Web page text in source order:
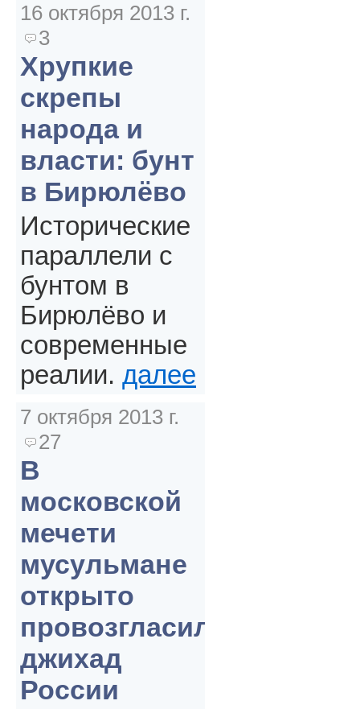
16 октября 2013 г.
3
Хрупкие
скрепы
народа и
власти: бунт
в Бирюлёво
Исторические
параллели с
бунтом в
Бирюлёво и
современные
реалии. далее
7 октября 2013 г.
27
В
московской
мечети
мусульмане
открыто
провозгласили
джихад
России